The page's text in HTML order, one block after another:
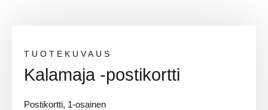
TUOTEKUVAUS
Kalamaja -postikortti
Postikortti, 1-osainen